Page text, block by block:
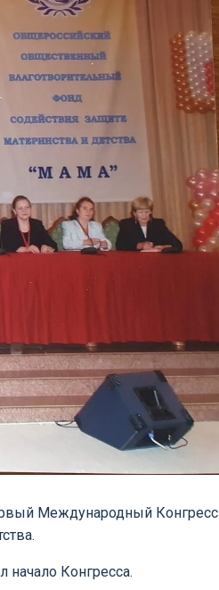
Международный Конгресс
начало Конгресса.